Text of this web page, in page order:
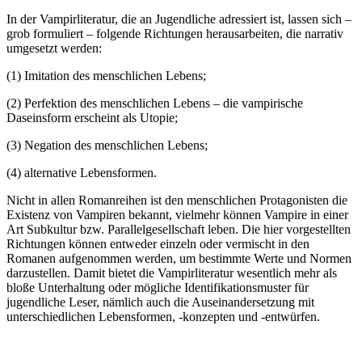
In der Vampirliteratur, die an Jugendliche adressiert ist, lassen sich –
grob formuliert – folgende Richtungen herausarbeiten, die narrativ
umgesetzt werden:
(1) Imitation des menschlichen Lebens;
(2) Perfektion des menschlichen Lebens – die vampirische
Daseinsform erscheint als Utopie;
(3) Negation des menschlichen Lebens;
(4) alternative Lebensformen.
Nicht in allen Romanreihen ist den menschlichen Protagonisten die
Existenz von Vampiren bekannt, vielmehr können Vampire in einer
Art Subkultur bzw. Parallelgesellschaft leben. Die hier vorgestellten
Richtungen können entweder einzeln oder vermischt in den
Romanen aufgenommen werden, um bestimmte Werte und Normen
darzustellen. Damit bietet die Vampirliteratur wesentlich mehr als
bloße Unterhaltung oder mögliche Identifikationsmuster für
jugendliche Leser, nämlich auch die Auseinandersetzung mit
unterschiedlichen Lebensformen, -konzepten und -entwürfen.